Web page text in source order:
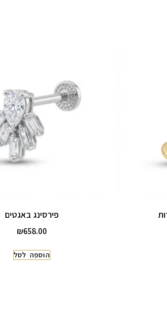
פירסינג באגטים
₪658.00
הוספה לסל